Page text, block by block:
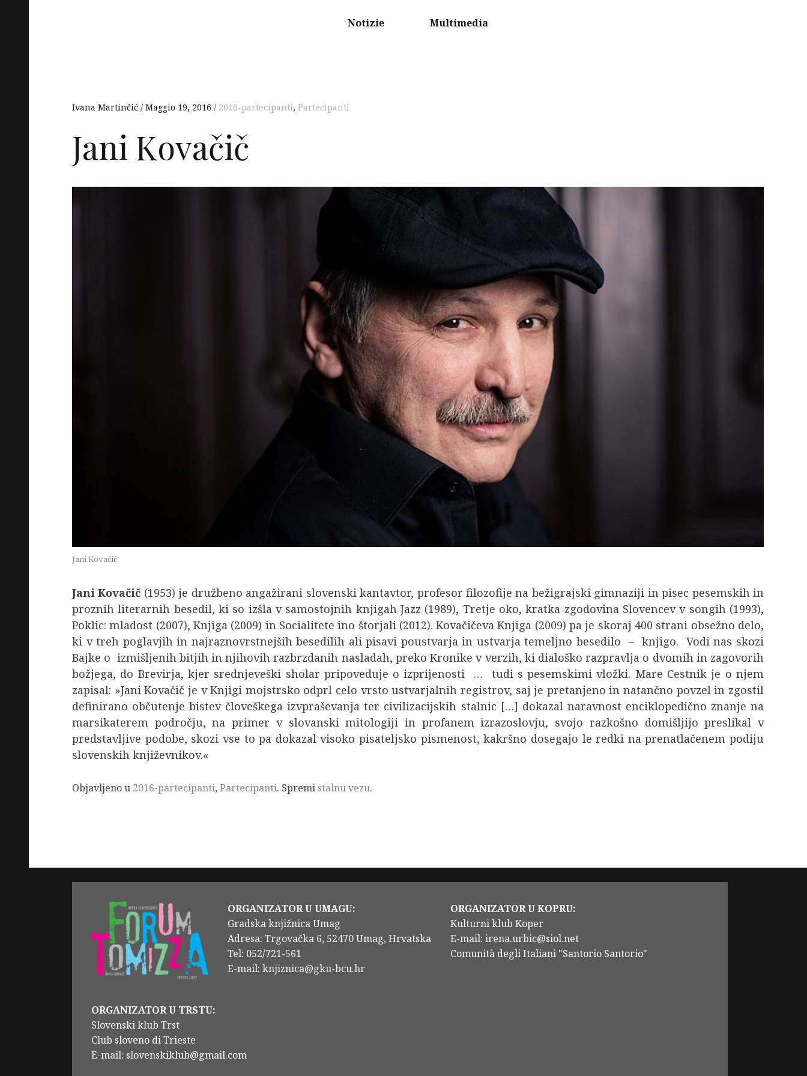
Notizie Multimedia
Ivana Martinčić Maggio 19, 2016 2016-partecipanti, Partecipanti
Jani Kovačič
Jani Kovačič
Jani Kovačič (1953) je družbeno angažirani slovenski kantavtor, profesor filozofije na bežigrajski gimnaziji in pisec pesemskih in
proznih literarnih besedil, ki so izšla v samostojnih knjigah Jazz (1989), Tretje oko, kratka zgodovina Slovencev v songih (1993),
Poklic: mladost (2007), Knjiga (2009) in Socialitete ino štorjali (2012). Kovačičeva Knjiga (2009) pa je skoraj 400 strani obsežno delo,
ki v treh poglavjih in najraznovrstnejših besedilih ali pisavi poustvarja in ustvarja temeljno besedilo – knjigo. Vodi nas skozi
Bajke o izmišljenih bitjih in njihovih razbrzdanih nasladah, preko Kronike v verzih, ki dialoško razpravlja o dvomih in zagovorih
božjega, do Brevirja, kjer srednjeveški sholar pripoveduje o izprijenosti … tudi s pesemskimi vložki. Mare Cestnik je o njem
zapisal: »Jani Kovačič je v Knjigi mojstrsko odprl celo vrsto ustvarjalnih registrov, saj je pretanjeno in natančno povzel in zgostil
definirano občutenje bistev človeškega izvpraševanja ter civilizacijskih stalnic […] dokazal naravnost enciklopedično znanje na
marsikaterem področju, na primer v slovanski mitologiji in profanem izrazoslovju, svojo razkošno domišljijo preslikal v
predstavljive podobe, skozi vse to pa dokazal visoko pisateljsko pismenost, kakršno dosegajo le redki na prenatlačenem podiju
slovenskih književnikov.«
Objavljeno u 2016-partecipanti, Partecipanti. Spremi stalnu vezu.
ORGANIZATOR U UMAGU:
Gradska knjižnica Umag
Adresa: Trgovačka 6, 52470 Umag, Hrvatska
Tel: 052/721-561
E-mail: knjiznica@gku-bcu.hr
ORGANIZATOR U KOPRU:
Kulturni klub Koper
E-mail: irena.urbic@siol.net
Comunità degli Italiani "Santorio Santorio"
ORGANIZATOR U TRSTU:
Slovenski klub Trst
Club sloveno di Trieste
E-mail: slovenskiklub@gmail.com